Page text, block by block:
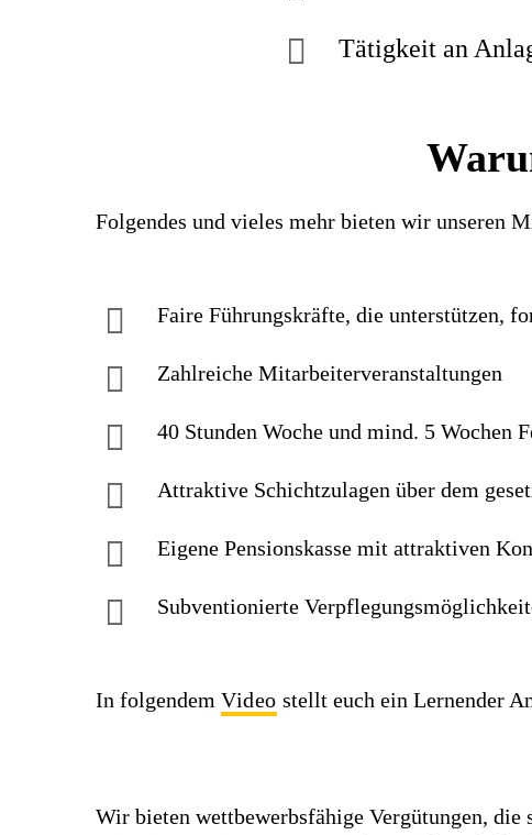
Tätigkeit an
Folgendes und vieles mehr bieten wir unseren
Faire Führungskräfte, die unterstützen,
Zahlreiche Mitarbeiterveranstaltungen
40 Stunden Woche und mind. 5 Wochen
Attraktive Schichtzulagen über dem
Eigene Pensionskasse mit attraktiven
Subventionierte
In folgendem Video stellt euch ein Lernender
Wir bieten wettbewerbsfähige Vergütungen,